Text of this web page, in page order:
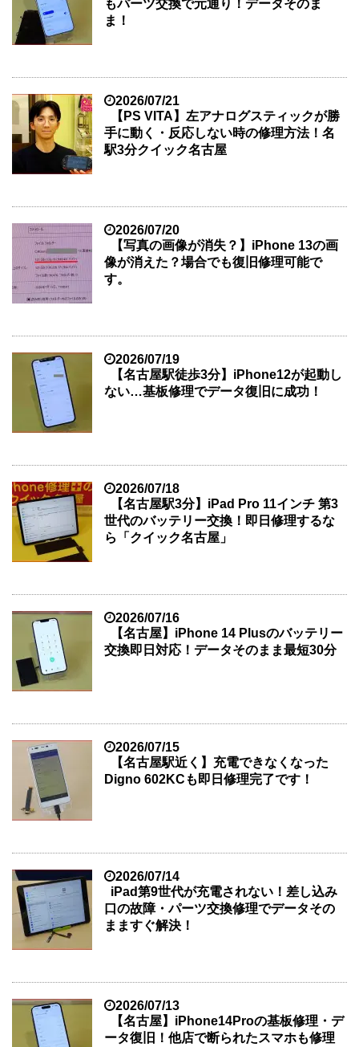
もパーツ交換で元通り！データそのま
ま！
2026/07/21
【PS VITA】左アナログスティックが勝
手に動く・反応しない時の修理方法！名
駅3分クイック名古屋
2026/07/20
【写真の画像が消失？】iPhone 13の画
像が消えた？場合でも復旧修理可能で
す。
2026/07/19
【名古屋駅徒歩3分】iPhone12が起動し
ない…基板修理でデータ復旧に成功！
2026/07/18
【名古屋駅3分】iPad Pro 11インチ 第3
世代のバッテリー交換！即日修理するな
ら「クイック名古屋」
2026/07/16
【名古屋】iPhone 14 Plusのバッテリー
交換即日対応！データそのまま最短30分
2026/07/15
【名古屋駅近く】充電できなくなった
Digno 602KCも即日修理完了です！
2026/07/14
iPad第9世代が充電されない！差し込み
口の故障・パーツ交換修理でデータその
まますぐ解決！
2026/07/13
【名古屋】iPhone14Proの基板修理・デ
ータ復旧！他店で断られたスマホも修理